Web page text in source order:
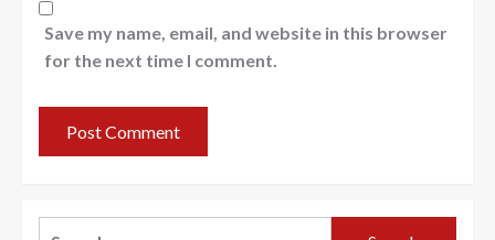
Save my name, email, and website in this browser
for the next time I comment.